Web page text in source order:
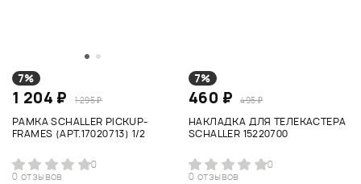
7%
1 204 ₽ 1 295 ₽
РАМКА SCHALLER PICKUP-
FRAMES (АРТ.17020713) 1/2
0
0 отзывов
7%
460 ₽ 495 ₽
НАКЛАДКА ДЛЯ ТЕЛЕКАСТЕРА
SCHALLER 15220700
0
0 отзывов